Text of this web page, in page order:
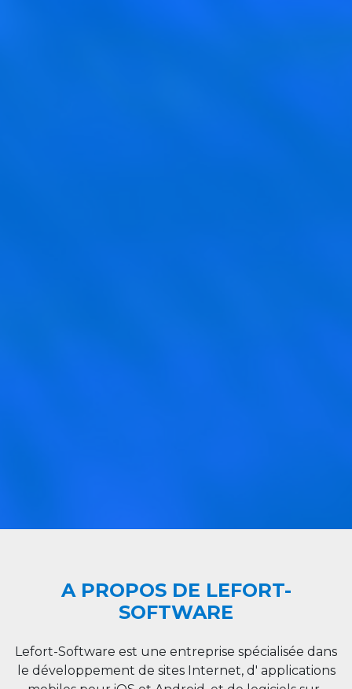
A PROPOS DE LEFORT-
SOFTWARE
Lefort-Software est une entreprise spécialisée dans
le développement de sites Internet, d' applications